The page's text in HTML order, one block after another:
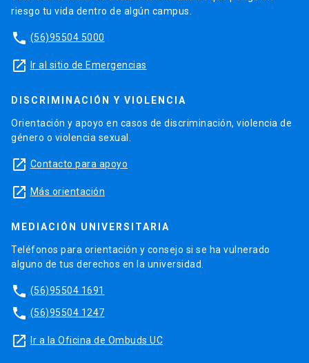
riesgo tu vida dentro de algún campus.
phone (56)95504 5000
launch Ir al sitio de Emergencias
DISCRIMINACIÓN Y VIOLENCIA
Orientación y apoyo en casos de discriminación, violencia de
género o violencia sexual.
launch Contacto para apoyo
launch Más orientación
MEDIACIÓN UNIVERSITARIA
Teléfonos para orientación y consejo si se ha vulnerado
alguno de tus derechos en la universidad.
phone (56)95504 1691
phone (56)95504 1247
launch Ir a la Oficina de Ombuds UC